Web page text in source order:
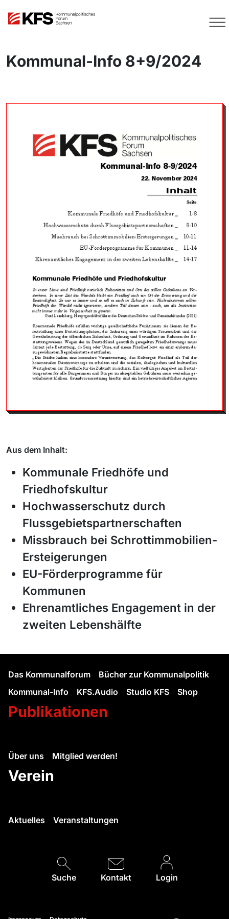
Kommunal-Info 8+9/2024
Aus dem Inhalt:
Kommunale Friedhöfe und
Friedhofskultur
Hochwasserschutz durch
Flussgebietspartnerschaften
Missbrauch bei Schrottimmobilien-
Ersteigerungen
EU-Förderprogramme für
Kommunen
Ehrenamtliches Engagement in der
zweiten Lebenshälfte
Das Kommunalforum
Bücher zur Kommunalpolitik
Kommunal-Info
KFS.Audio Studio KFS Shop
Publikationen
Über uns Mitglied werden!
Verein
Aktuelles Veranstaltungen
Suche Kontakt Login